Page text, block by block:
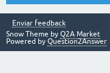
Enviar feedback
Snow Theme by Q2A Market
Powered by Question2Answer